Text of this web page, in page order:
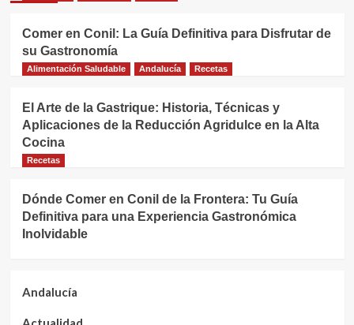
Comer en Conil: La Guía Definitiva para Disfrutar de
su Gastronomía
Alimentación Saludable Andalucía Recetas
El Arte de la Gastrique: Historia, Técnicas y
Aplicaciones de la Reducción Agridulce en la Alta
Cocina
Recetas
Dónde Comer en Conil de la Frontera: Tu Guía
Definitiva para una Experiencia Gastronómica
Inolvidable
Andalucía